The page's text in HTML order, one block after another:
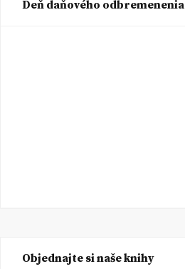
Deň daňového odbremenenia
Objednajte si naše knihy